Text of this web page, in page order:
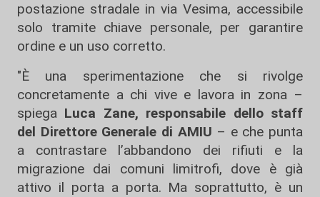
postazione stradale in via Vesima, accessibile
solo tramite chiave personale, per garantire
ordine e un uso corretto.
"È una sperimentazione che si rivolge
concretamente a chi vive e lavora in zona –
spiega Luca Zane, responsabile dello staff
del Direttore Generale di AMIU – e che punta
a contrastare l’abbandono dei rifiuti e la
migrazione dai comuni limitrofi, dove è già
attivo il porta a porta. Ma soprattutto, è un